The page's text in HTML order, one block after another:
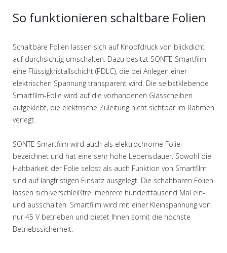
So funktionieren schaltbare Folien
Schaltbare Folien lassen sich auf Knopfdruck von blickdicht
auf durchsichtig umschalten. Dazu besitzt SONTE Smartfilm
eine Flüssigkristallschicht (PDLC), die bei Anlegen einer
elektrischen Spannung transparent wird. Die selbstklebende
Smartfilm-Folie wird auf die vorhandenen Glasscheiben
aufgeklebt, die elektrische Zuleitung nicht sichtbar im Rahmen
verlegt.
SONTE Smartfilm wird auch als elektrochrome Folie
bezeichnet und hat eine sehr hohe Lebensdauer. Sowohl die
Haltbarkeit der Folie selbst als auch Funktion von Smartfilm
sind auf langfristigen Einsatz ausgelegt. Die schaltbaren Folien
lassen sich verschleißfrei mehrere hunderttausend Mal ein-
und ausschalten. Smartfilm wird mit einer Kleinspannung von
nur 45 V betrieben und bietet Ihnen somit die höchste
Betriebssicherheit.